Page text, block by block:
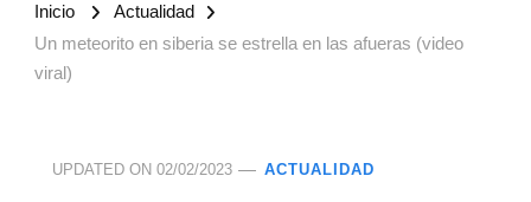
Inicio
Actualidad
Un meteorito en siberia se estrella en las afueras (video
viral)
UPDATED ON 02/02/2023 ACTUALIDAD